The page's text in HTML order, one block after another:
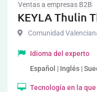
Ventas a empresas B2B
KEYLA Thulin
Comunidad
Idioma del experto
Español | Inglés |
Tecnología en la